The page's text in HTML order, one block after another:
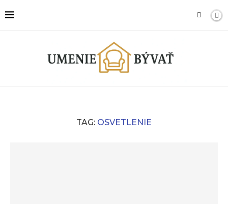
TAG: OSVETLENIE